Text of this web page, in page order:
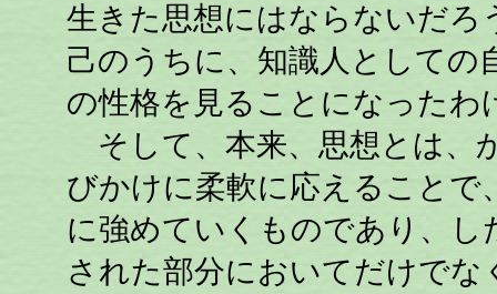
生きた思想にはならないだろ
己のうちに、知識人としての
の性格を見ることになったわ
そして、本来、思想とは、
びかけに柔軟に応えること
に強めていくものであり、
された部分においてだけで